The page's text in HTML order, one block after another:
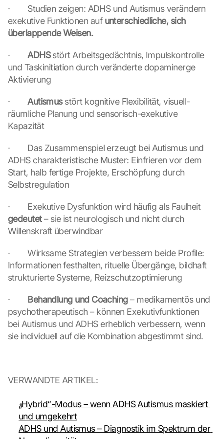
·        Studien zeigen: ADHS und Autismus verändern
exekutive Funktionen auf unterschiedliche, sich
überlappende Weisen.
· ADHS stört Arbeitsgedächtnis, Impulskontrolle
und Taskinitiation durch veränderte dopaminerge
Aktivierung
· Autismus stört kognitive Flexibilität, visuell-
räumliche Planung und sensorisch-exekutive
Kapazität
·        Das Zusammenspiel erzeugt bei Autismus und
ADHS charakteristische Muster: Einfrieren vor dem
Start, halb fertige Projekte, Erschöpfung durch
Selbstregulation
·        Exekutive Dysfunktion wird häufig als Faulheit
gedeutet – sie ist neurologisch und nicht durch
Willenskraft überwindbar
·        Wirksame Strategien verbessern beide Profile:
Informationen festhalten, rituelle Übergänge, bildhaft
strukturierte Systeme, Reizschutzoptimierung
· Behandlung und Coaching – medikamentös und
psychotherapeutisch – können Exekutivfunktionen
bei Autismus und ADHS erheblich verbessern, wenn
sie individuell auf die Kombination abgestimmt sind.
VERWANDTE ARTIKEL:
„Hybrid“-Modus – wenn ADHS Autismus maskiert
und umgekehrt
ADHS und Autismus – Diagnostik im Spektrum der
a
e
n
n
G
o
o
l
e
ü
e
r
t
a
e
n
u
d
o
o
i
e
s
g
z
.
G
o
o